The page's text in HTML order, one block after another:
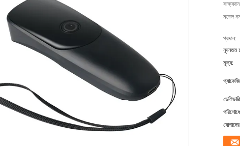
মডেল
প্রদান:
ন্যূনতম
মূল্য: